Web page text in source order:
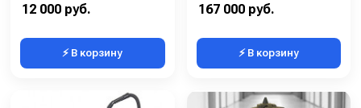
12 000 руб.
⚡ В корзину
167 000 руб.
⚡ В корзину